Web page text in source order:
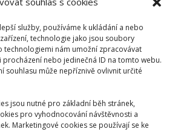
služby, používáme k ukládání a nebo
technologie jako jsou soubory
technologiemi nám umožní zpracovávat
procházení nebo jedinečná ID na tomto webu.
souhlasu může nepříznivě ovlivnit určité
jsou nutné pro základní běh stránek,
pro vyhodnocování návštěvnosti a
Marketingové cookies se používají se ke